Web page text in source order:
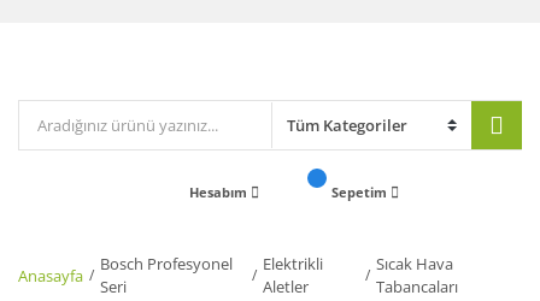
Hesabım Sepetim
Anasayfa
Bosch Profesyonel
Seri
Elektrikli
Aletler
Sıcak Hava
Tabancaları